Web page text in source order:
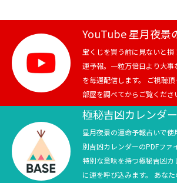
テニス
スポーツ
競馬
テニス四大大会・五輪
テニス四大大会・五輪
YouTube 星月夜景
宝くじを買う前に見ないと
運予報。一粒万倍日より大事
を毎週配信します。 ご視聴
部屋を調べてからご覧くださ
極秘吉凶カレンダ
星月夜景の運命予報占いで
別吉凶カレンダーのPDFファ
特別な意味を持つ極秘吉凶
に運を呼び込みます。 あな